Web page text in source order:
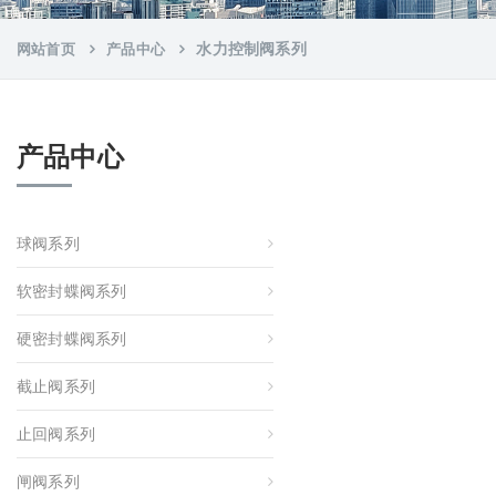
网站首页 产品中心 水力控制阀系列
产品中心
球阀系列
软密封蝶阀系列
硬密封蝶阀系列
截止阀系列
止回阀系列
闸阀系列